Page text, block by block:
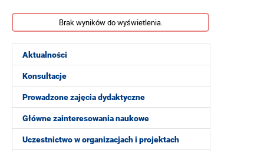
Aktualności
Konsultacje
Prowadzone zajęcia dydaktyczne
Główne zainteresowania naukowe
Uczestnictwo w organizacjach i projektach
Brak wyników do wyświetlenia.